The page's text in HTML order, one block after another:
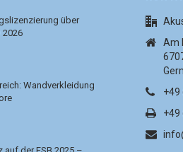
über
2026
Wandverkleidung
Am
+49
+49